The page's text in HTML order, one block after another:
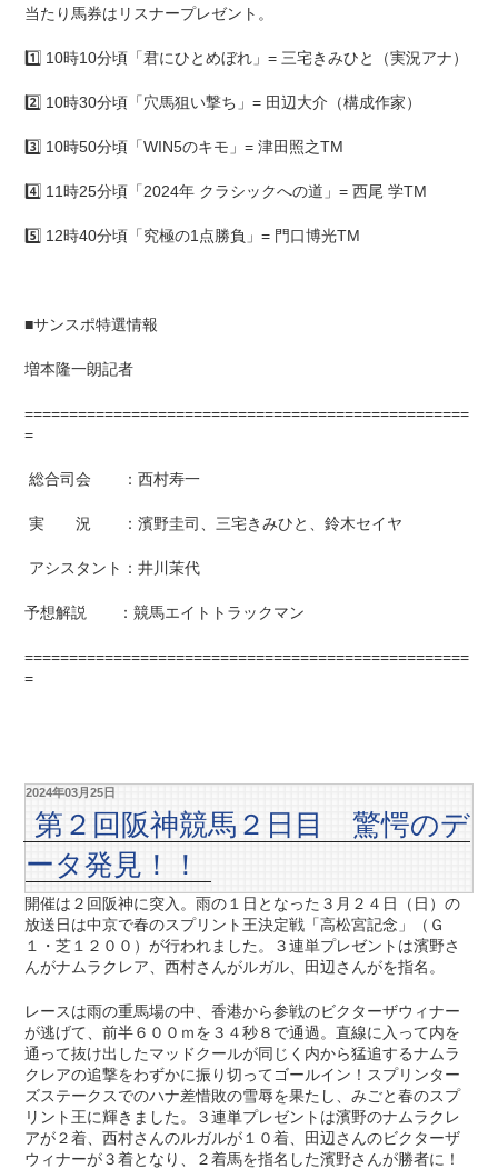
当たり馬券はリスナープレゼント。
1️⃣ 10時10分頃「君にひとめぼれ」= 三宅きみひと（実況アナ）
2️⃣ 10時30分頃「穴馬狙い撃ち」= 田辺大介（構成作家）
3️⃣ 10時50分頃「WIN5のキモ」= 津田照之TM
4️⃣ 11時25分頃「2024年 クラシックへの道」= 西尾 学TM
5️⃣ 12時40分頃「究極の1点勝負」= 門口博光TM
■サンスポ特選情報
増本隆一朗記者
==================================================
=
総合司会 ：西村寿一
実 況 ：濱野圭司、三宅きみひと、鈴木セイヤ
アシスタント：井川茉代
予想解説 ：競馬エイトトラックマン
==================================================
=
2024年03月25日
第２回阪神競馬２日目 驚愕のデ
ータ発見！！
開催は２回阪神に突入。雨の１日となった３月２４日（日）の
放送日は中京で春のスプリント王決定戦「高松宮記念」（Ｇ
１・芝１２００）が行われました。３連単プレゼントは濱野さ
んがナムラクレア、西村さんがルガル、田辺さんがを指名。
レースは雨の重馬場の中、香港から参戦のビクターザウィナー
が逃げて、前半６００ｍを３４秒８で通過。直線に入って内を
通って抜け出したマッドクールが同じく内から猛追するナムラ
クレアの追撃をわずかに振り切ってゴールイン！スプリンター
ズステークスでのハナ差惜敗の雪辱を果たし、みごと春のスプ
リント王に輝きました。３連単プレゼントは濱野のナムラクレ
アが２着、西村さんのルガルが１０着、田辺さんのビクターザ
ウィナーが３着となり、２着馬を指名した濱野さんが勝者に！